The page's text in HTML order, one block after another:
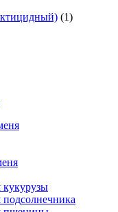
(1)
кукурузы